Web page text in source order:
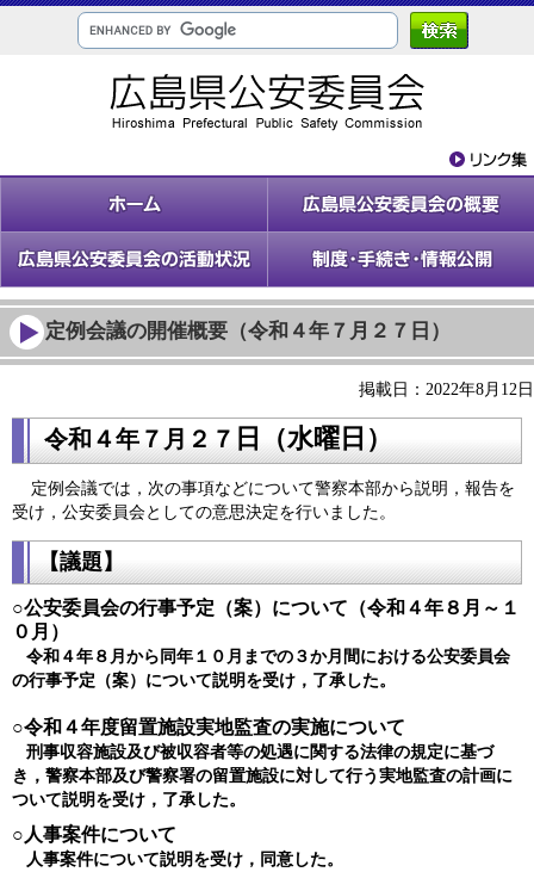
定例会議の開催概要（令和４年７月２７日）
掲載日：2022年8月12日
令和４年７ 月２７ 日（水曜日）
定例会議では，次の事項などについて警察本部から説明，報告を
受け，公安委員会としての意思決定を行いました。
【議題】
○公安委員会の行事予定（案）について（令和４年８月～１
０月）
令和４年８月から同年１０月までの３か月間における公安委員会
の行事予定（案）について説明を受け，了承した。
○令和４年度留置施設実地監査の実施について
刑事収容施設及び被収容者等の処遇に関する法律の規定に基づ
き，警察本部及び警察署の留置施設に対して行う実地監査の計画に
ついて説明を受け，了承した。
○人事案件について
人事案件について説明を受け，同意した。